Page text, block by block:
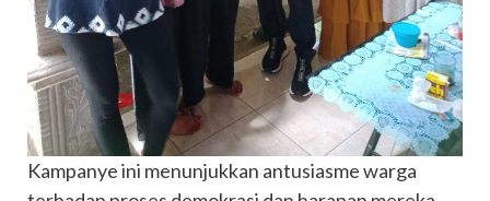
Kampanye ini menunjukkan antusiasme warga